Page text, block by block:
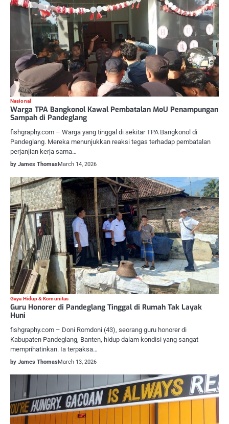
Nasional
Warga TPA Bangkonol Kawal Pembatalan MoU Penampungan
Sampah di Pandeglang
fishgraphy.com – Warga yang tinggal di sekitar TPA Bangkonol di
Pandeglang. Mereka menunjukkan reaksi tegas terhadap pembatalan
perjanjian kerja sama…
by James ThomasMarch 14, 2026
Gaya Hidup & Komunitas
Guru Honorer di Pandeglang Tinggal di Rumah Tak Layak
Huni
fishgraphy.com – Doni Romdoni (43), seorang guru honorer di
Kabupaten Pandeglang, Banten, hidup dalam kondisi yang sangat
memprihatinkan. Ia terpaksa…
by James ThomasMarch 13, 2026